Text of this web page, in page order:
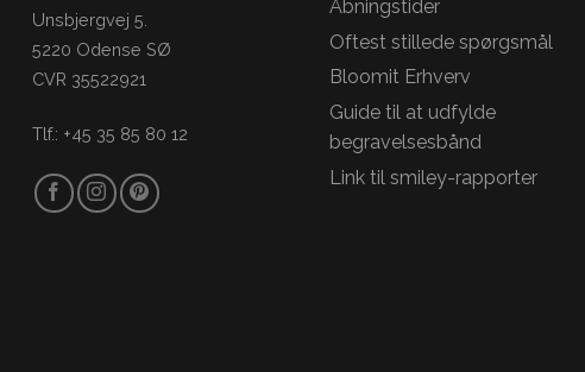
Unsbjergvej 5.
5220 Odense SØ
CVR 35522921
Tlf.: +45 35 85 80 12
Åbningstider
Oftest stillede spørgsmål
Bloomit Erhverv
Guide til at udfylde
begravelsesbånd
Link til smiley-rapporter